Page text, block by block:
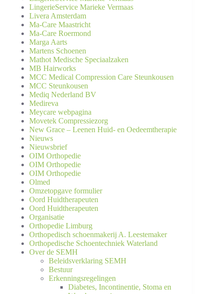
LingerieService Marieke Vermaas
Livera Amsterdam
Ma-Care Maastricht
Ma-Care Roermond
Marga Aarts
Martens Schoenen
Mathot Medische Speciaalzaken
MB Hairworks
MCC Medical Compression Care Steunkousen
MCC Steunkousen
Mediq Nederland BV
Medireva
Meycare webpagina
Movetek Compressiezorg
New Grace – Leenen Huid- en Oedeemtherapie
Nieuws
Nieuwsbrief
OIM Orthopedie
OIM Orthopedie
OIM Orthopedie
Olmed
Omzetopgave formulier
Oord Huidtherapeuten
Oord Huidtherapeuten
Organisatie
Orthopedie Limburg
Orthopedisch schoenmakerij A. Leestemaker
Orthopedische Schoentechniek Waterland
Over de SEMH
Beleidsverklaring SEMH
Bestuur
Erkenningsregelingen
Diabetes, Incontinentie, Stoma en